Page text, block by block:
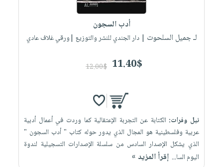
أدب السجون
لـ جميل السلحوت | دار الجندي للنشر والتوزيع |ورقي غلاف عادي
11.40$
12.00$
نيل وفرات: الكتابة عن التجربة الإعتقالية كما وردت في أعمال أدبية
عربية وفلسطينية هو المجال الذي يدور حوله كتاب " أدب السجون "
الذي يشكل الإصدار السادس من سلسلة الإصدارات التسجيلية لندوة
اليوم السا... إقرأ المزيد »